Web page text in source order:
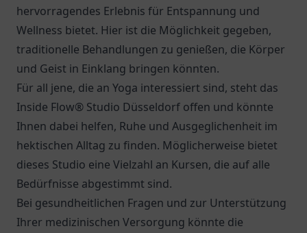
hervorragendes Erlebnis für Entspannung und
Wellness bietet. Hier ist die Möglichkeit gegeben,
traditionelle Behandlungen zu genießen, die Körper
und Geist in Einklang bringen könnten.
Für all jene, die an Yoga interessiert sind, steht das
Inside Flow® Studio Düsseldorf offen und könnte
Ihnen dabei helfen, Ruhe und Ausgeglichenheit im
hektischen Alltag zu finden. Möglicherweise bietet
dieses Studio eine Vielzahl an Kursen, die auf alle
Bedürfnisse abgestimmt sind.
Bei gesundheitlichen Fragen und zur Unterstützung
Ihrer medizinischen Versorgung könnte die